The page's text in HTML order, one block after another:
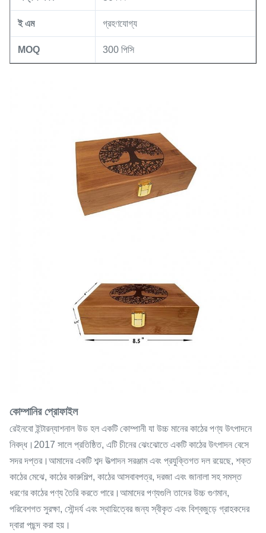
ই এম গ্রহণযোগ্য
MOQ 300 পিসি
কোম্পানির প্রোফাইল
রেইনবো ইন্টারন্যাশনাল উড হল একটি কোম্পানী যা উচ্চ মানের কাঠের পণ্য উৎপাদনে
নিবদ্ধ।2017 সালে প্রতিষ্ঠিত, এটি চীনের ঝেংঝোতে একটি কাঠের উৎপাদন বেসে
সদর দপ্তর।আমাদের একটি শব্দ উত্পাদন সরঞ্জাম এবং প্রযুক্তিগত দল রয়েছে, শক্ত
কাঠের মেঝে, কাঠের কারুশিল্প, কাঠের আসবাবপত্র, দরজা এবং জানালা সহ সমস্ত
ধরণের কাঠের পণ্য তৈরি করতে পারে।আমাদের পণ্যগুলি তাদের উচ্চ গুণমান,
পরিবেশগত সুরক্ষা, সৌন্দর্য এবং স্থায়িত্বের জন্য স্বীকৃত এবং বিশ্বজুড়ে গ্রাহকদের
দ্বারা পছন্দ করা হয়।